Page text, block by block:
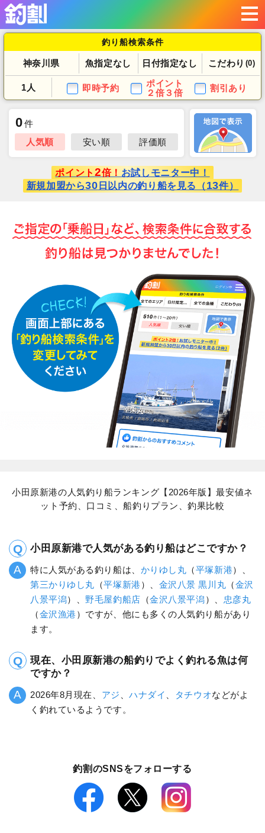
釣り船検索条件
神奈川県 魚指定なし 日付指定なし こだわり (0)
1人 即時予約
ポイント
２倍３倍
割引あり
0件
人気順
安い順 評価順
ポイント 2倍！ お試しモニター中！
新規加盟から30 日以内の釣り船を見る（13件）
小田原新港の人気釣り船ランキング【2026年版】最安値ネ
ット予約、口コミ、船釣りプラン、釣果比較
小田原新港で人気がある釣り船はどこですか？
特に人気がある釣り船は、 かりゆし丸 （平塚新港）、
第三かりゆし丸 （平塚新港 ）、 金沢八景 黒川丸 （金沢
八景平潟）、 野毛屋釣船店 （金沢八景平潟）、 忠彦丸
（金沢漁港 ）ですが、他にも多くの人気釣り船があり
ます。
現在、小田原新港の船釣りでよく釣れる魚は何
ですか？
2026年8月現在、 アジ 、ハナダイ タチウオなどがよ
く釣れているようです。
釣割のSNSをフォローする